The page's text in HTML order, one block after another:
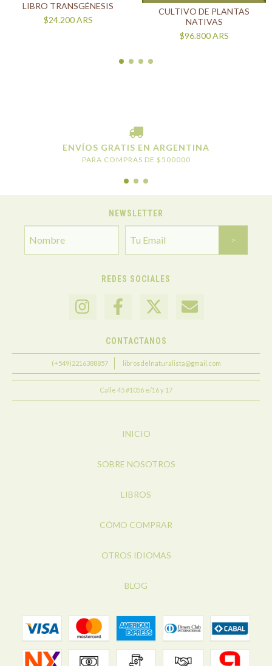
LIBRO TRANSGÉNESIS
$24.200ARS
CULTIVO DE PLANTAS
NATIVAS
$96.800ARS
ENVÍOS GRATIS EN ARGENTINA
PARA COMPRAS DE $500000
NEWSLETTER
REDES SOCIALES
CONTACTANOS
(+549)2216388857 librosdelnaturalista@gmail.com
Calle 45 #1056 e/16 y 17
INICIO
SOBRE NOSOTROS
LIBROS
CÓMO COMPRAR
OTROS IDIOMAS
BLOG